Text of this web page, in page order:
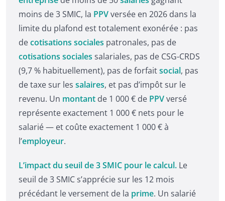
moins de 3 SMIC, la PPVversée en 2026 dans la
limite du plafond est totalement exonérée : pas
decotisations sociales patronales, pas de
cotisations sociales salariales, pas de CSG-CRDS
(9,7 % habituellement), pas de forfaitsocial, pas
de taxe sur les salaires, et pas d’impôt sur le
revenu. Un montant de 1 000 € de PPVversé
représente exactement 1 000 € nets pour le
salarié — et coûte exactement 1 000 € à
l’employeur.
L’impact du seuil de 3 SMIC pour le calcul. Le
seuil de 3 SMIC s’apprécie sur les 12 mois
précédant le versement de la prime. Un salarié